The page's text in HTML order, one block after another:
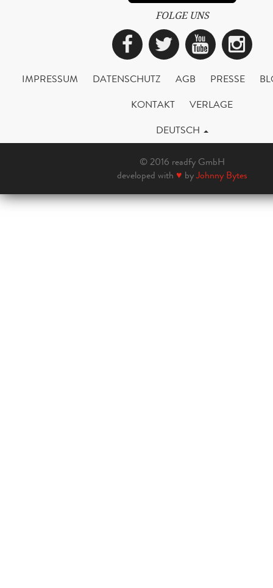
FOLGE UNS
Facebook
Twitter
IMPRESSUM DATENSCHUTZ AGB PRESSE
KONTAKT
VERLAGE
DEUTSCH
© 2016 readfy GmbH
developed with ♥ byJohnny Bytes